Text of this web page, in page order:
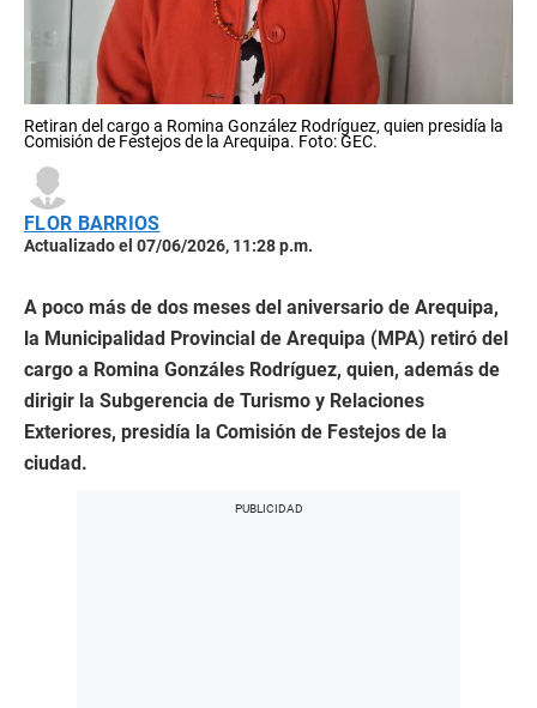
Retiran del cargo a Romina González Rodríguez, quien presidía la
Comisión de Festejos de la Arequipa. Foto: GEC.
FLOR BARRIOS
Actualizado el 07/06/2026, 11:28 p.m.
A poco más de dos meses del aniversario de Arequipa,
la Municipalidad Provincial de Arequipa (MPA) retiró del
cargo a Romina Gonzáles Rodríguez, quien, además de
dirigir la Subgerencia de Turismo y Relaciones
Exteriores, presidía la Comisión de Festejos de la
ciudad.